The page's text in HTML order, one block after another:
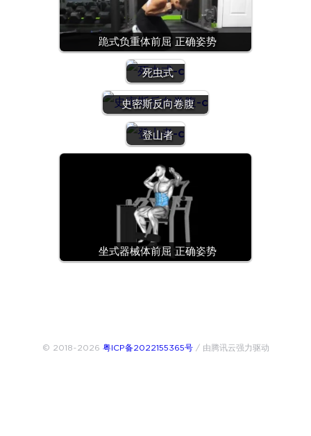
跪式负重体前屈 正确姿势
死虫式
史密斯反向卷腹
登山者
坐式器械体前屈 正确姿势
© 2018~2026 粤ICP备2022155365号/ 由腾讯云强力驱动